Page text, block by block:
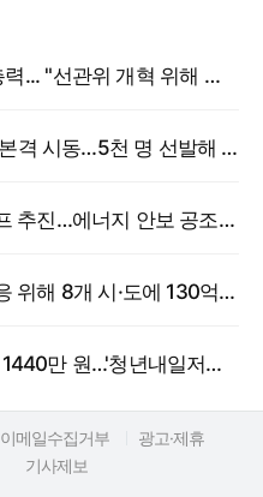
정부, '참정권 침해' 규명 총력... "선관위 개혁 위해 국정조사 등 모든 조치"
6만 명 몰린 '모두의 창업' 본격 시동…5천 명 선발해 밀착 지원
한일, 원유·석유제품 스와프 추진…에너지 안보 공조 강화
고용부, 중동전쟁 여파 대응 위해 8개 시·도에 130억 원 긴급 투입
월 10만 원 저축 시 3년 뒤 1440만 원…'청년내일저축계좌' 신규 모집
이메일수집거부
광고·제휴
기사제보